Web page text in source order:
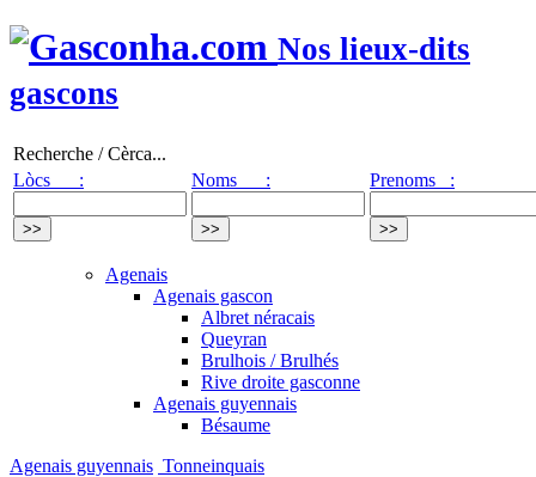
Nos lieux-dits
gascons
Recherche / Cèrca...
Lòcs :
Noms : Prenoms :
Agenais
Agenais gascon
Albret néracais
Queyran
Brulhois / Brulhés
Rive droite gasconne
Agenais guyennais
Bésaume
Agenais guyennais Tonneinquais